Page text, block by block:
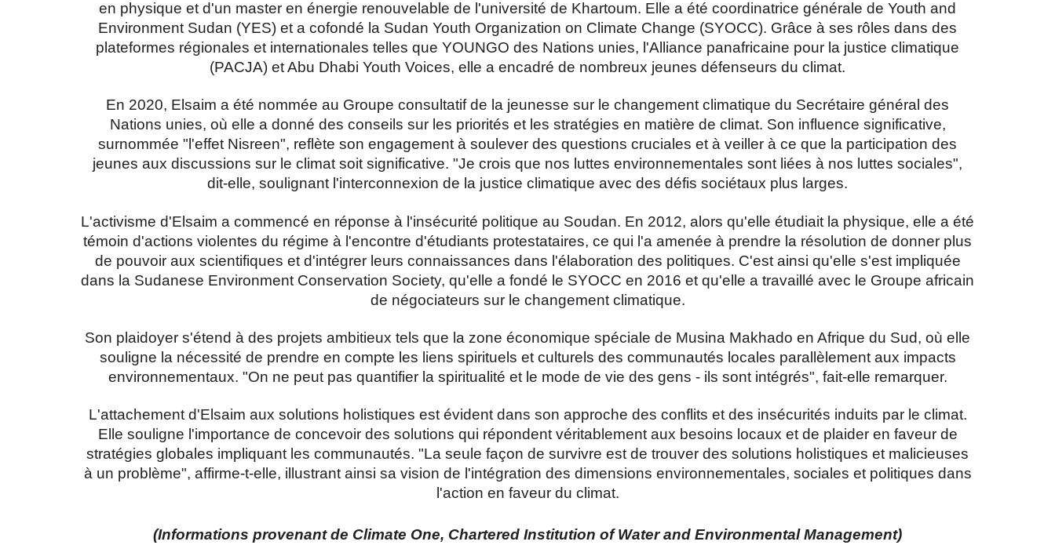
en physique et d'un master en énergie renouvelable de l'université de Khartoum. Elle a été coordinatrice générale de Youth and
Environment Sudan (YES) et a cofondé la Sudan Youth Organization on Climate Change (SYOCC). Grâce à ses rôles dans des
plateformes régionales et internationales telles que YOUNGO des Nations unies, l'Alliance panafricaine pour la justice climatique
(PACJA) et Abu Dhabi Youth Voices, elle a encadré de nombreux jeunes défenseurs du climat.
En 2020, Elsaim a été nommée au Groupe consultatif de la jeunesse sur le changement climatique du Secrétaire général des
Nations unies, où elle a donné des conseils sur les priorités et les stratégies en matière de climat. Son influence significative,
surnommée "l'effet Nisreen", reflète son engagement à soulever des questions cruciales et à veiller à ce que la participation des
jeunes aux discussions sur le climat soit significative. "Je crois que nos luttes environnementales sont liées à nos luttes sociales",
dit-elle, soulignant l'interconnexion de la justice climatique avec des défis sociétaux plus larges.
L'activisme d'Elsaim a commencé en réponse à l'insécurité politique au Soudan. En 2012, alors qu'elle étudiait la physique, elle a été
témoin d'actions violentes du régime à l'encontre d'étudiants protestataires, ce qui l'a amenée à prendre la résolution de donner plus
de pouvoir aux scientifiques et d'intégrer leurs connaissances dans l'élaboration des politiques. C'est ainsi qu'elle s'est impliquée
dans la Sudanese Environment Conservation Society, qu'elle a fondé le SYOCC en 2016 et qu'elle a travaillé avec le Groupe africain
de négociateurs sur le changement climatique.
Son plaidoyer s'étend à des projets ambitieux tels que la zone économique spéciale de Musina Makhado en Afrique du Sud, où elle
souligne la nécessité de prendre en compte les liens spirituels et culturels des communautés locales parallèlement aux impacts
environnementaux. "On ne peut pas quantifier la spiritualité et le mode de vie des gens - ils sont intégrés", fait-elle remarquer.
L'attachement d'Elsaim aux solutions holistiques est évident dans son approche des conflits et des insécurités induits par le climat.
Elle souligne l'importance de concevoir des solutions qui répondent véritablement aux besoins locaux et de plaider en faveur de
stratégies globales impliquant les communautés. "La seule façon de survivre est de trouver des solutions holistiques et malicieuses
à un problème", affirme-t-elle, illustrant ainsi sa vision de l'intégration des dimensions environnementales, sociales et politiques dans
l'action en faveur du climat.
(Informations provenant de Climate One, Chartered Institution of Water and Environmental Management)